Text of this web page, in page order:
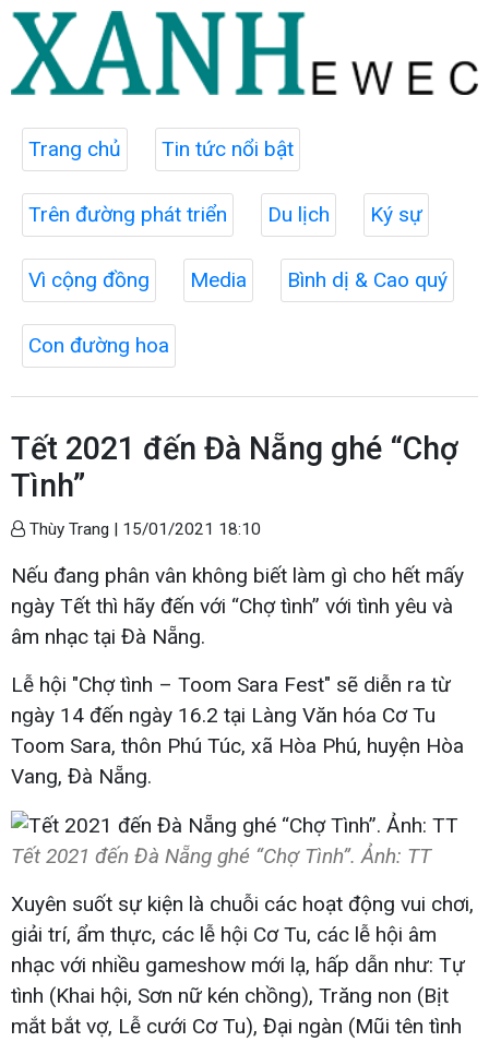
Trang chủ Tin tức nổi bật
Trên đường phát triển Du lịch Ký sự
Vì cộng đồng Media Bình dị & Cao quý
Con đường hoa
Tết 2021 đến Đà Nẵng ghé “Chợ
Tình”
Thùy Trang | 15/01/2021 18:10
Nếu đang phân vân không biết làm gì cho hết mấy
ngày Tết thì hãy đến với “Chợ tình” với tình yêu và
âm nhạc tại Đà Nẵng.
Lễ hội "Chợ tình – Toom Sara Fest" sẽ diễn ra từ
ngày 14 đến ngày 16.2 tại Làng Văn hóa Cơ Tu
Toom Sara, thôn Phú Túc, xã Hòa Phú, huyện Hòa
Vang, Đà Nẵng.
Tết 2021 đến Đà Nẵng ghé “Chợ Tình”. Ảnh: TT
Xuyên suốt sự kiện là chuỗi các hoạt động vui chơi,
giải trí, ẩm thực, các lễ hội Cơ Tu, các lễ hội âm
nhạc với nhiều gameshow mới lạ, hấp dẫn như: Tự
tình (Khai hội, Sơn nữ kén chồng), Trăng non (Bịt
mắt bắt vợ, Lễ cưới Cơ Tu), Đại ngàn (Mũi tên tình